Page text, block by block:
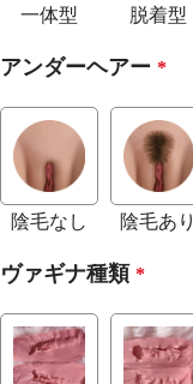
一体型 脱着型
アンダーヘアー *
陰毛なし 陰毛あり
ヴァギナ種類 *